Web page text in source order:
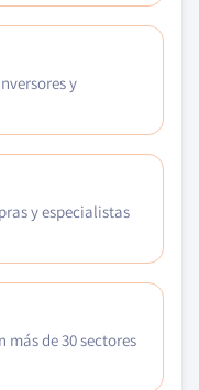
y
y especialistas
más de 30 sectores